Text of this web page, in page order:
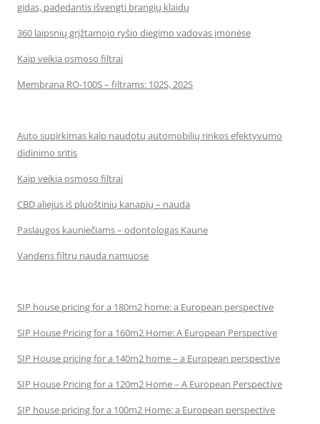
gidas, padedantis išvengti brangių klaidų
360 laipsnių grįžtamojo ryšio diegimo vadovas įmonėse
Kaip veikia osmoso filtrai
Membrana RO-100S – filtrams: 102S, 202S
Auto supirkimas kaip naudotų automobilių rinkos efektyvumo
didinimo sritis
Kaip veikia osmoso filtrai
CBD aliejus iš pluoštinių kanapių – nauda
Paslaugos kauniečiams – odontologas Kaune
Vandens filtrų nauda namuose
SIP house pricing for a 180m2 home: a European perspective
SIP House Pricing for a 160m2 Home: A European Perspective
SIP House pricing for a 140m2 home – a European perspective
SIP House Pricing for a 120m2 Home – A European Perspective
SIP house pricing for a 100m2 Home: a European perspective